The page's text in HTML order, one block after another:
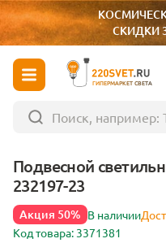
СКИДКИ
ГИПЕРМАРКЕТ СВЕТА
Подвесной
232197-23
Акция 50% В наличии
Код товара: 3371381